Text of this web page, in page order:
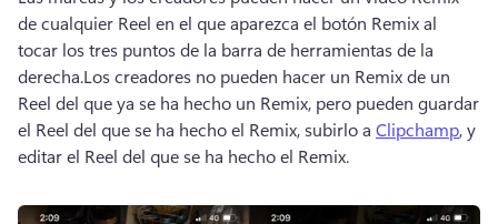
de cualquier Reel en el que aparezca el botón Remix al
tocar los tres puntos de la barra de herramientas de la
derecha.Los creadores no pueden hacer un Remix de un
Reel del que ya se ha hecho un Remix, pero pueden guardar
el Reel del que se ha hecho el Remix, subirlo a Clipchamp, y
editar el Reel del que se ha hecho el Remix.